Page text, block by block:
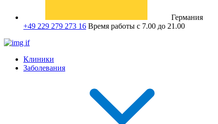
Германия
+49 229 279 273 16 Время работы с 7.00 до 21.00
Клиники
Заболевания